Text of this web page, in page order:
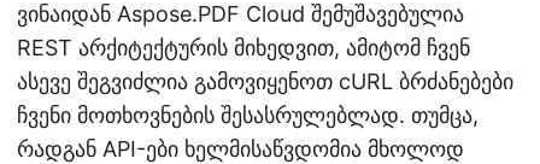
ვინაიდან Aspose.PDF Cloud შემუშავებულია
REST არქიტექტურის მიხედვით, ამიტომ ჩვენ
ასევე შეგვიძლია გამოვიყენოთ cURL ბრძანებები
ჩვენი მოთხოვნების შესასრულებლად. თუმცა,
რადგან API-ები ხელმისაწვდომია მხოლოდ